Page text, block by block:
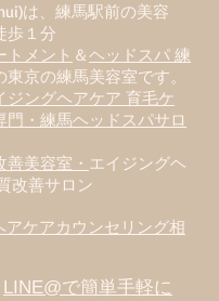
は、 練馬駅前の美容
歩１分
トメント ＆ヘッドスパ 練
東京の練馬美容室です。
ジングヘアケア 育毛ケ
門・練馬ヘッドスパサロ
美容室・ エイジングヘ
改善サロン
ケアカウンセリング相
LINE@で簡単手軽に